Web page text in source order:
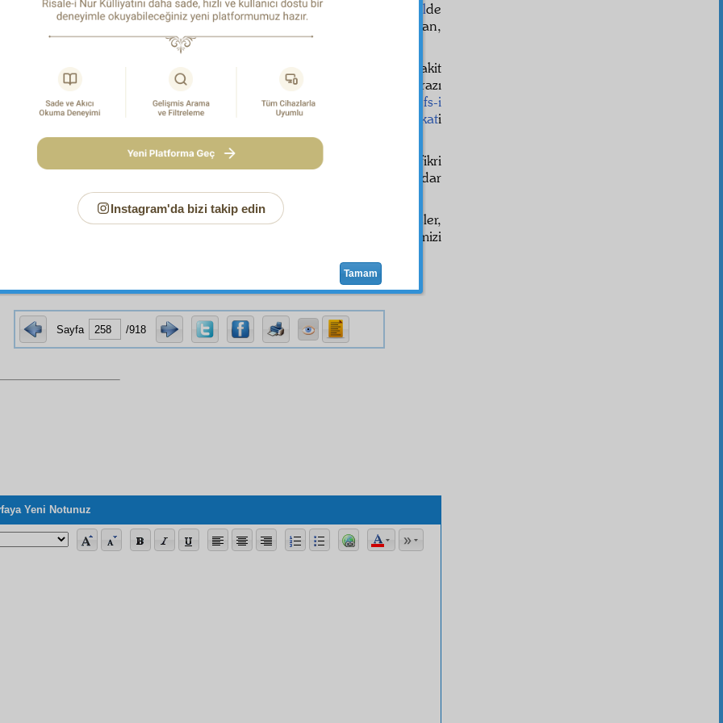
a karşı kalbi bulandırıp itiraz etmemektir.Hakaik mesâilde
ları ve bazan datafsilâtlarısünuhat-ı ilhâmiye nev'inden
olduğundan,
umumiyetleşüphesizdir, kat'îdir.
kardeşlerim ve ders arkadaşlarım, benim hatâmı gördüğünüz vakit
bana söyleseniz
olacağım. Hattâ başıma vursanız, Allah razı
Hakkın hatırınımuhafaza için başka hatırlara bakılmaz.
Nefs-i
enâniyeti hesabınaHakkın hatırı olan bilmediğimiz bir hakikati
değil,ale'r-re'si ve'l-aynkabul ederim.
ki, şu zamanda şuvazife-i imaniye çok
dir. Benim gibi zaif, fikri
ye yükletmemeli, elden geldiği kadar
kemâl-i rahmetinden, iki senedir ciddî
yemişler,
etti, zihnimizi
Sayfa /918
Yeni Notunuz
Instagram'da bizi takip edin
Tamam